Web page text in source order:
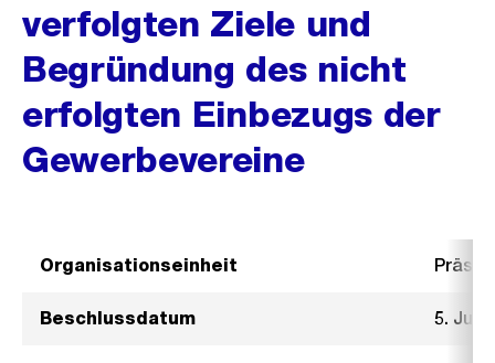
verfolgten Ziele und
Begründung des nicht
erfolgten Einbezugs der
Gewerbevereine
Organisationseinheit
Beschlussdatum 5. Juni